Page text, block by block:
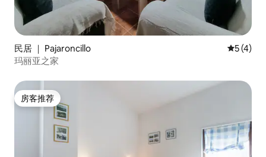
民居 ｜ Pajaroncillo 平均评分
5 (4)
玛丽亚之家
房客推荐
房客推荐